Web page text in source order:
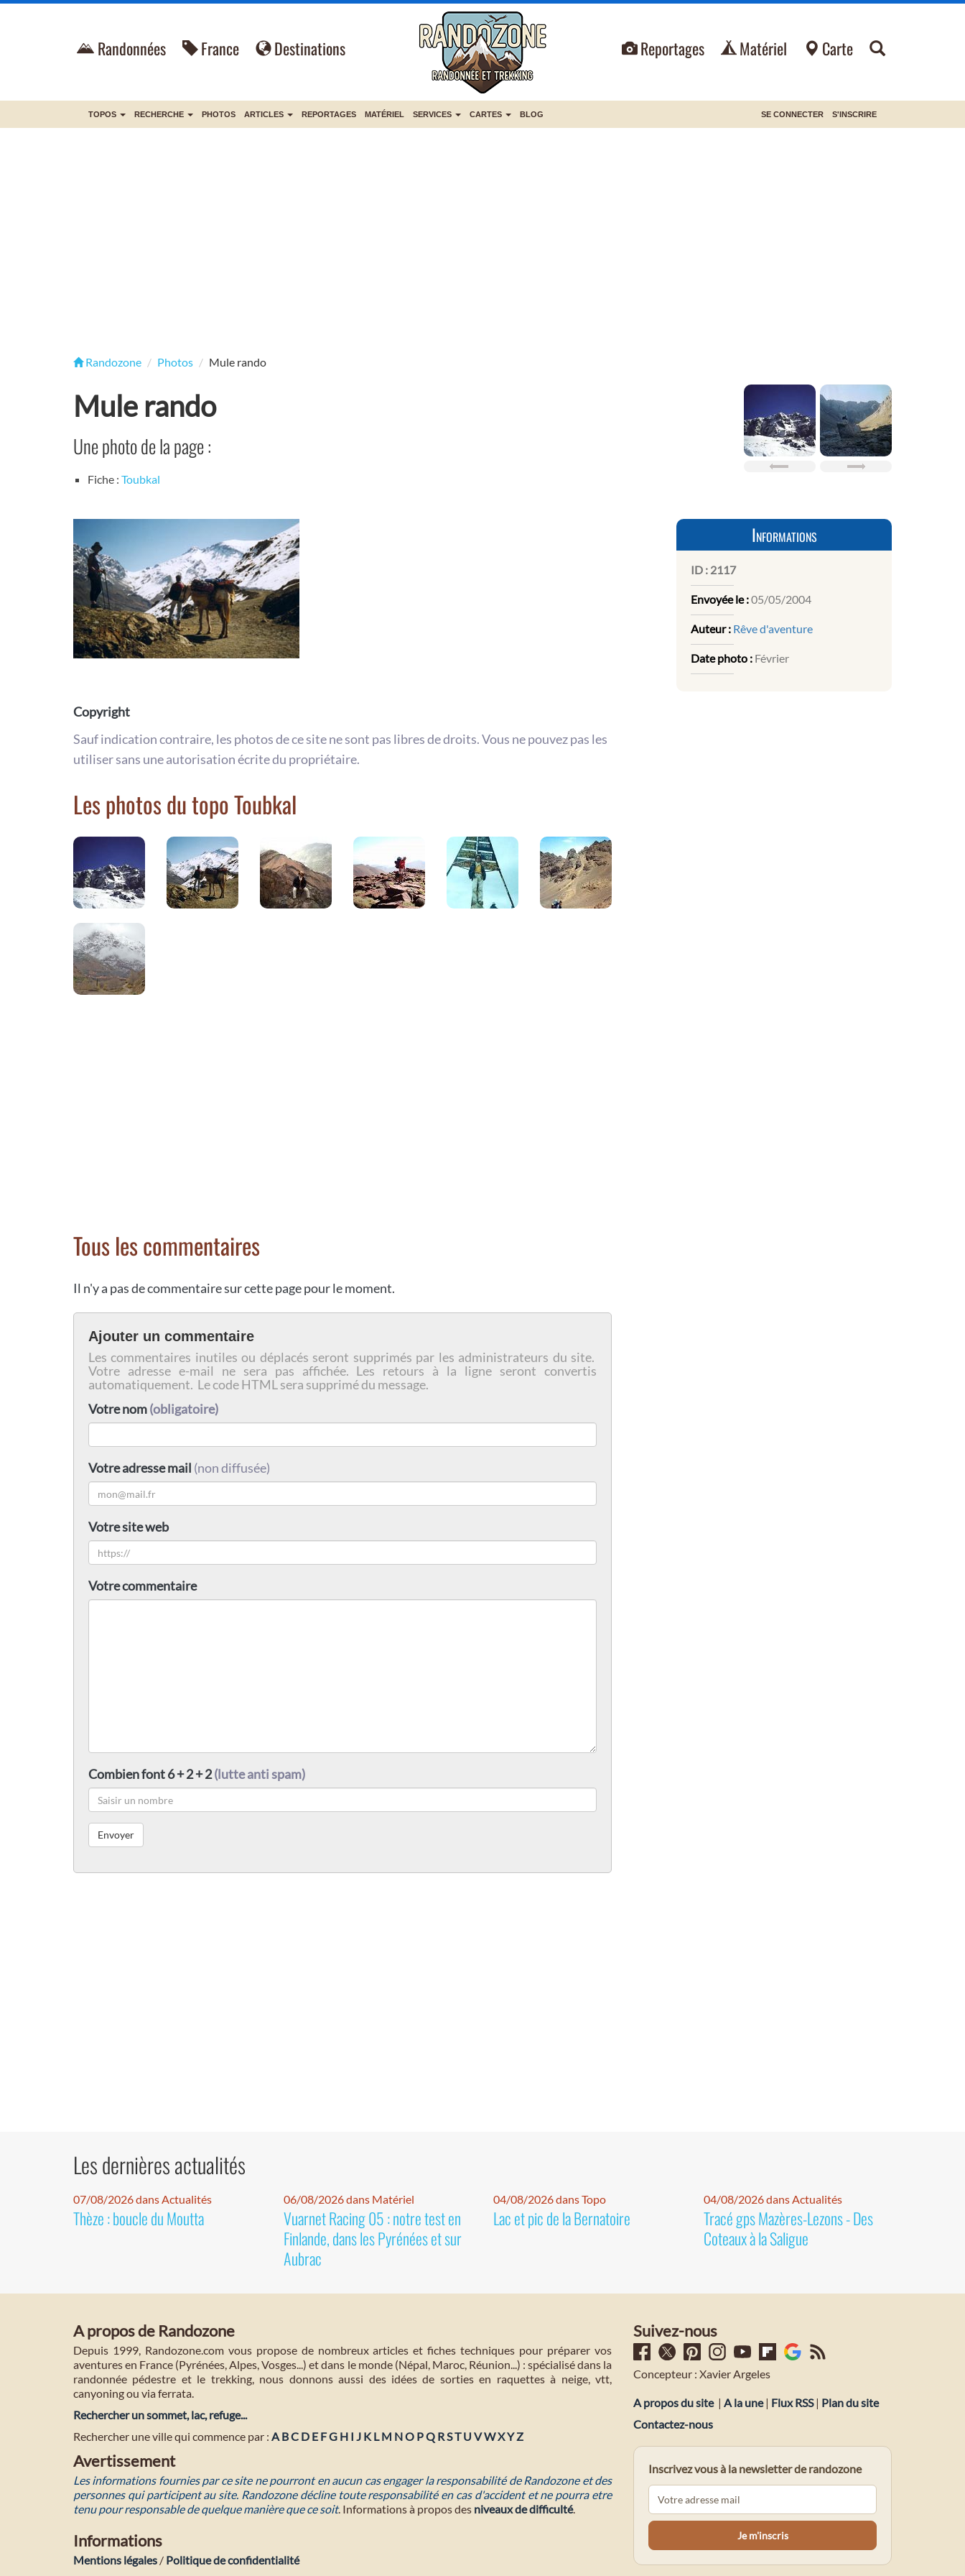
Randonnées France Destinations Reportages Matériel Carte
TOPOS RECHERCHE PHOTOS ARTICLES REPORTAGES MATÉRIEL SERVICES CARTES BLOG SE CONNECTER S'INSCRIRE
Randozone Photos Mule rando
Mule rando
Une photo de la page :
Fiche : Toubkal
Copyright
Sauf indication contraire, les photos de ce site ne sont pas libres de droits. Vous ne pouvez pas les
utiliser sans une autorisation écrite du propriétaire.
Les photos du topo Toubkal
Tous les commentaires
Il n'y a pas de commentaire sur cette page pour le moment.
Ajouter un commentaire
Les commentaires inutiles ou déplacés seront supprimés par les administrateurs du site.
Votre adresse e-mail ne sera pas affichée. Les retours à la ligne seront convertis
automatiquement. Le code HTML sera supprimé du message.
Votre nom(obligatoire)
Votre adresse mail (non diffusée)
Votre site web
Votre commentaire
Combien font 6 + 2 + 2(lutte anti spam)
Informations
ID : 2117
Envoyée le :05/05/2004
Auteur : Rêve d'aventure
Date photo : Février
Les dernières actualités
07/08/2026 dans Actualités
Thèze : boucle du Moutta
06/08/2026 dans Matériel
Vuarnet Racing 05 : notre test en
Finlande, dans les Pyrénées et sur
Aubrac
04/08/2026 dans Topo
Lac et pic de la Bernatoire
04/08/2026 dans Actualités
Tracé gps Mazères-Lezons - Des
Coteaux à la Saligue
A propos de Randozone
Depuis 1999, Randozone.com vous propose de nombreux articles et fiches techniques pour préparer vos
aventures en France (Pyrénées, Alpes, Vosges...) et dans le monde (Népal, Maroc, Réunion...) : spécialisé dans la
randonnée pédestre et le trekking, nous donnons aussi des idées de sorties en raquettes à neige, vtt,
canyoning ou via ferrata.
Rechercher un sommet, lac, refuge...
Rechercher une ville qui commence par : A BC D E FG H I J K L M NO PQ RST U VWXYZ
Avertissement
Les informations fournies par ce site ne pourront en aucun cas engager la responsabilité de Randozone et des
personnes qui participent au site. Randozone décline toute responsabilité en cas d'accident et ne pourra etre
tenu pour responsable de quelque manière que ce soit. Informations à propos des niveaux de difficulté.
Informations
Mentions légales / Politique de confidentialité
Suivez-nous
Concepteur : Xavier Argeles
A propos du site | A la une| Flux RSS| Plan du site
Contactez-nous
Inscrivez vous à la newsletter de randozone